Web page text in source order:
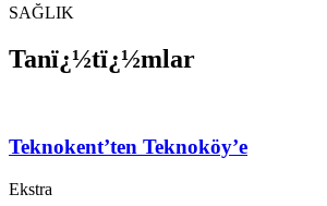
SAĞLIK
Tanï¿½tï¿½mlar
Teknokent’ten Teknoköy’e
Ekstra